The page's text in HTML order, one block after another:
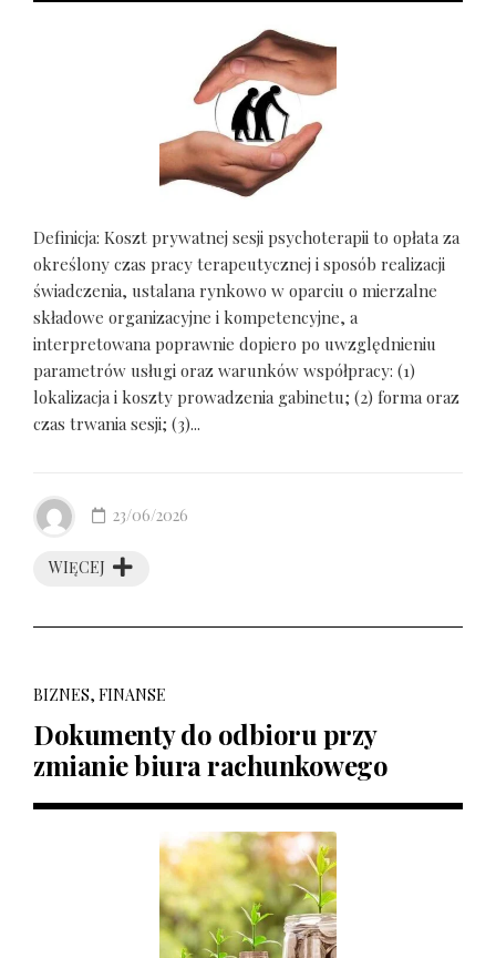
Definicja: Koszt prywatnej sesji psychoterapii to opłata za
określony czas pracy terapeutycznej i sposób realizacji
świadczenia, ustalana rynkowo w oparciu o mierzalne
składowe organizacyjne i kompetencyjne, a
interpretowana poprawnie dopiero po uwzględnieniu
parametrów usługi oraz warunków współpracy: (1)
lokalizacja i koszty prowadzenia gabinetu; (2) forma oraz
czas trwania sesji; (3)...
WIĘCEJ
23/06/2026
BIZNES, FINANSE
Dokumenty do odbioru przy
zmianie biura rachunkowego